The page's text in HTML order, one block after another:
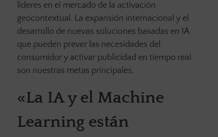
líderes en el mercado de la activación
geocontextual. La expansión internacional y el
desarrollo de nuevas soluciones basadas en IA
que pueden prever las necesidades del
consumidor y activar publicidad en tiempo real
son nuestras metas principales.
«La IA y el Machine
Learning están